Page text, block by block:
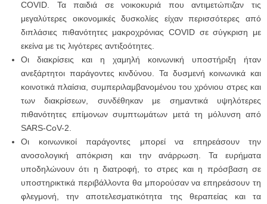
COVID. Τα παιδιά σε νοικοκυριά που αντιμετώπιζαν τις
μεγαλύτερες οικονομικές δυσκολίες είχαν περισσότερες από
διπλάσιες πιθανότητες μακροχρόνιας COVID σε σύγκριση με
εκείνα με τις λιγότερες αντιξοότητες.
Οι διακρίσεις και η χαμηλή κοινωνική υποστήριξη ήταν
ανεξάρτητοι παράγοντες κινδύνου. Τα δυσμενή κοινωνικά και
κοινοτικά πλαίσια, συμπεριλαμβανομένου του χρόνιου στρες και
των διακρίσεων, συνδέθηκαν με σημαντικά υψηλότερες
πιθανότητες επίμονων συμπτωμάτων μετά τη μόλυνση από
SARS-CoV-2.
Οι κοινωνικοί παράγοντες μπορεί να επηρεάσουν την
ανοσολογική απόκριση και την ανάρρωση. Τα ευρήματα
υποδηλώνουν ότι η διατροφή, το στρες και η πρόσβαση σε
υποστηρικτικά περιβάλλοντα θα μπορούσαν να επηρεάσουν τη
φλεγμονή, την αποτελεσματικότητα της θεραπείας και τα